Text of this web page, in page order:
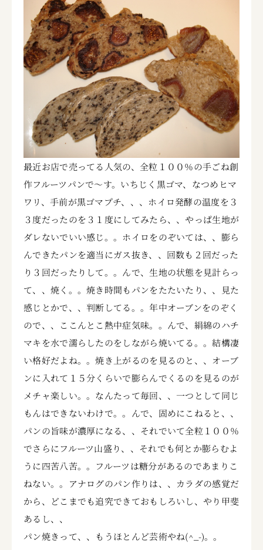
最近お店で売ってる人気の、全粒１００％の手ごね創
作フルーツパンで～す。いちじく黒ゴマ、なつめヒマ
ワリ、手前が黒ゴマプチ、、、ホイロ発酵の温度を３
３度だったのを３１度にしてみたら、、やっぱ生地が
ダレないでいい感じ。。ホイロをのぞいては、、膨ら
んできたパンを適当にガス抜き、、回数も２回だった
り３回だったりして。。んで、生地の状態を見計らっ
て、、焼く。。焼き時間もパンをたたいたり、、見た
感じとかで、、判断してる。。年中オーブンをのぞく
ので、、ここんとこ熱中症気味。。んで、絹綿のハチ
マキを水で濡らしたのをしながら焼いてる。。結構凄
い格好だよね。。焼き上がるのを見るのと、、オーブ
ンに入れて１５分くらいで膨らんでくるのを見るのが
メチャ楽しい。。なんたって毎回、、一つとして同じ
もんはできないわけで。。んで、固めにこねると、、
パンの旨味が濃厚になる、、それでいて全粒１００％
でさらにフルーツ山盛り、、それでも何とか膨らむよ
うに四苦八苦。。フルーツは糖分があるのであまりこ
ねない。。アナログのパン作りは、、カラダの感覚だ
から、どこまでも追究できておもしろいし、やり甲斐
あるし、、
パン焼きって、、もうほとんど芸術やね(^_-)。。